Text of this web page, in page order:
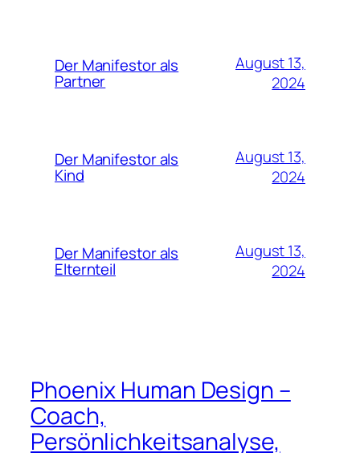
Der Manifestor als
Partner
August 13,
2024
Der Manifestor als
Kind
August 13,
2024
Der Manifestor als
Elternteil
August 13,
2024
Phoenix Human Design –
Coach,
Persönlichkeitsanalyse,